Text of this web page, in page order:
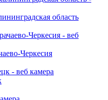
область
Черкесия